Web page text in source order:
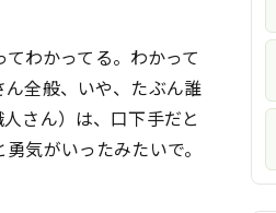
わかってる。わかって
全般、いや、たぶん誰
さん）は、口下手だと
気がいったみたいで。